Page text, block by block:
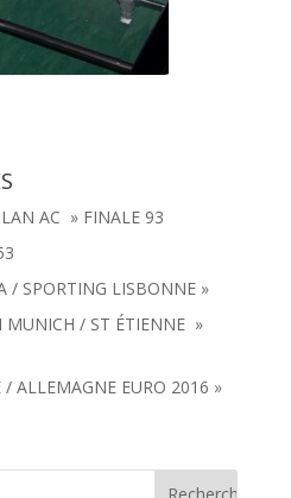
AC » FINALE 93
/ SPORTING LISBONNE »
MUNICH / ST ÉTIENNE »
ALLEMAGNE EURO 2016 »